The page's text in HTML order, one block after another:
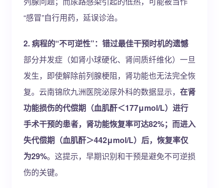
“感冒”自行用药，延误诊治。
2. 病程的“不可逆性”：错过最佳干预时机的遗憾
部分并发症（如肾小球硬化、肾间质纤维化）一旦
发生，即使解除前列腺梗阻，肾功能也无法完全恢
复。云南锦欣九洲医院泌尿外科的数据显示， 在肾
功能损伤的代偿期（血肌酐＜177μmol/L）进行
手术干预的患者，肾功能恢复率可达82%；而进入
失代偿期（血肌酐＞442μmol/L）后，恢复率仅
为29%。这提示，早期识别和干预是避免不可逆损
伤的关键。